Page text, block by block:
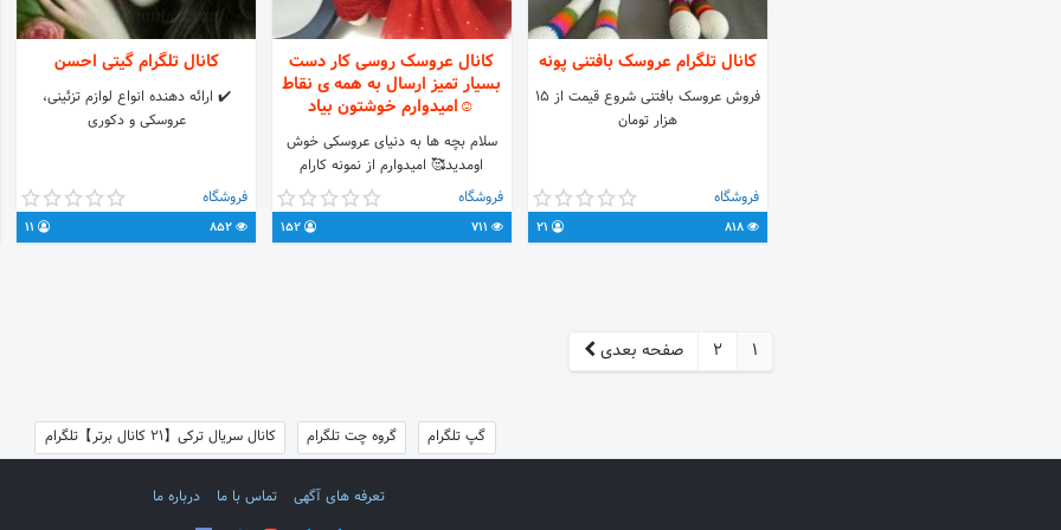
کانال تلگرام عروسک بافتنی پونه
فروش عروسک بافتنی شروع قیمت از ۱۵
هزار تومان
فروشگاه
818
کانال عروسک روسی کار دست
بسیار تمیز ارسال به همه ی نقاط
☺️امیدوارم خوشتون بیاد
سلام بچه ها به دنیای عروسکی خوش
اومدید🥰 امیدوارم از نمونه کارام
خوشتون بیاد😎 در صورت سفارش ارتباط
با من👇 👉 @Motahary78👈 عروسک
میسازم هنرمو با عشق تقدیمتون میکنم❤
فروشگاه
152
کانال تلگرام گیتی احسن
✔️ ارائه دهنده انواع لوازم تزئینی،
عروسکی و دکوری
فروشگاه
852
11
1
2 صفحه بعدی
گپ تلگرام گروه چت تلگرام کانال سریال ترکی【21 کانال برتر】تلگرام
تعرفه های آگهی تماس با ما درباره ما